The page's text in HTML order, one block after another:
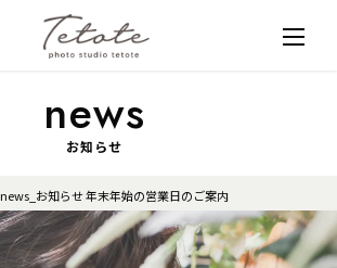
お知らせ
news_お知らせ 年末年始の営業日のご案内